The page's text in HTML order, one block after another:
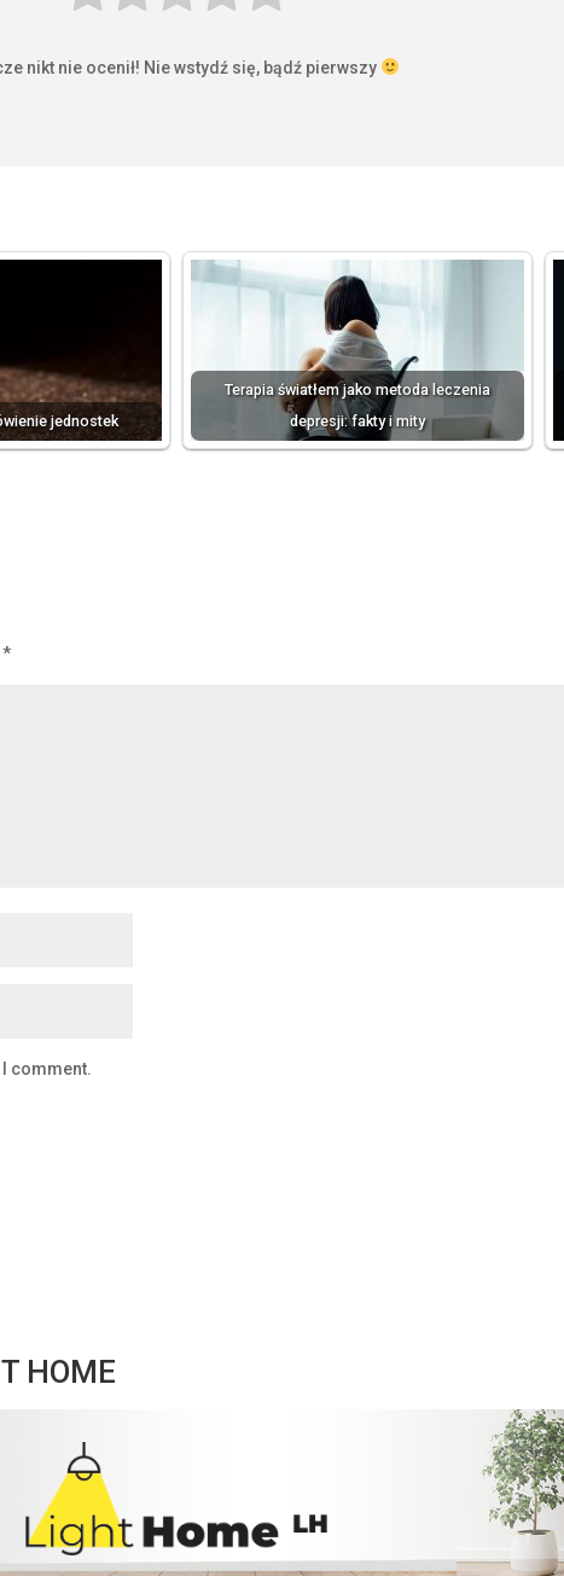
nikt nie ocenił! Nie wstydź się, bądź pierwszy
jednostek
Terapia światłem jako metoda leczenia
depresji: fakty i mity
*
comment.
HOME